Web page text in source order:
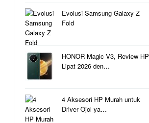
Evolusi Samsung Galaxy Z
Fold
HONOR Magic V3, Review HP
Lipat 2026 den…
4 Aksesori HP Murah untuk
Driver Ojol ya…